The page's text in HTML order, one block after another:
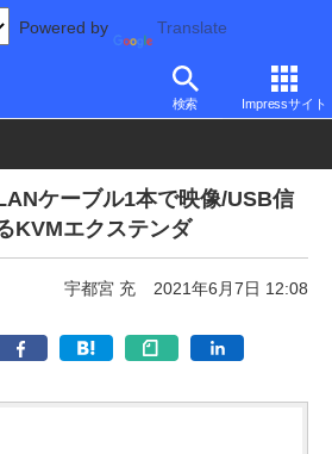
Powered by Translate
検索 Impressサイト
その他
ケーブル1本で映像/USB信
KVMエクステンダ
宇都宮 充 2021年6月7日 12:08